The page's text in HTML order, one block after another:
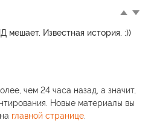
мешает. Известная история. :))
чем 24 часа назад, а значит,
Новые материалы вы
главной странице.